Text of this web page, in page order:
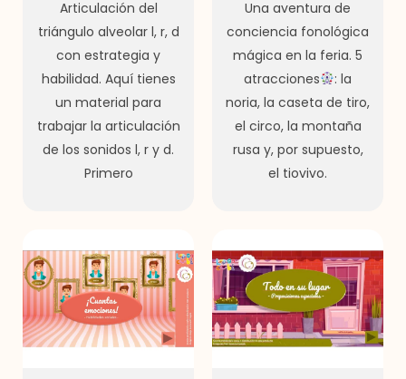
Articulación del
triángulo alveolar l, r, d
con estrategia y
habilidad. Aquí tienes
un material para
trabajar la articulación
de los sonidos l, r y d.
Primero
Una aventura de
conciencia fonológica
mágica en la feria. 5
atracciones
: la
noria, la caseta de tiro,
el circo, la montaña
rusa y, por supuesto,
el tiovivo.